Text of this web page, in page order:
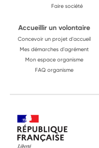
Faire société
Accueillir un volontaire
Concevoir un projet d'accueil
Mes démarches d'agrément
Mon espace organisme
FAQ organisme